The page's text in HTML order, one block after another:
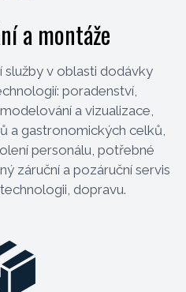
a montáže
v oblasti dodávky
poradenství,
a vizualizace,
a gastronomických celků,
personálu, potřebné
záruční a pozáruční servis
dopravu.